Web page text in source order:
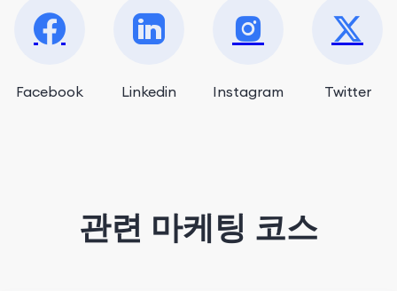
Facebook Linkedin Instagram Twitter
관련 마케팅 코스